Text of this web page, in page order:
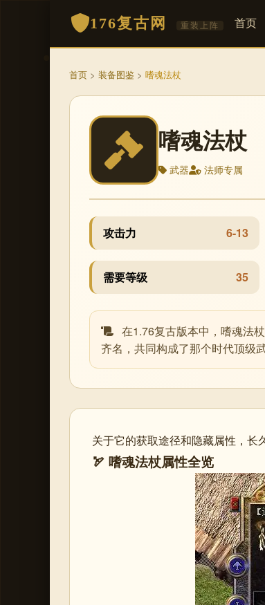
176复古网 重装上阵 首页
首页 > 装备图鉴 > 嗜魂法杖
嗜魂法杖
武器 法师专属
攻击力 6-13
需要等级 35
在1.76复古版本中，嗜魂法
齐名，共同构成了那个时代顶级
关于它的获取途径和隐藏属性，长
🏹 嗜魂法杖属性全览